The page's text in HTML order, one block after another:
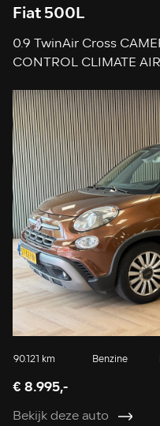
Fiat 500L
0.9 TwinAir Cross
CONTROL CLIMATE
90.121 km Benzine
€ 8.995,-
Bekijk deze auto